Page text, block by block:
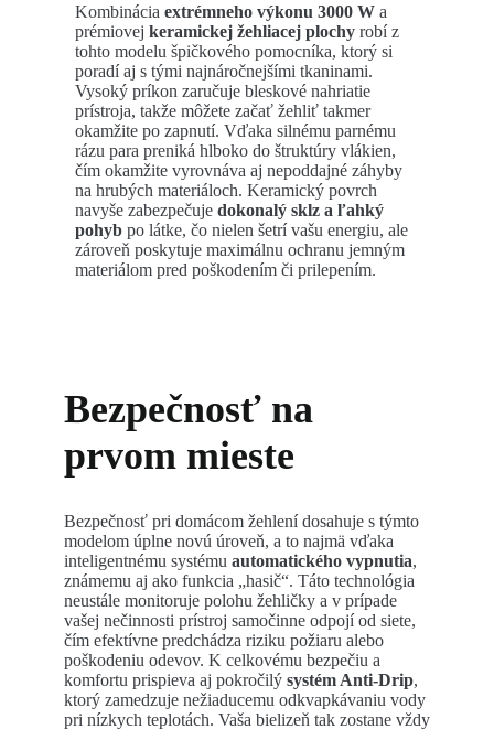
Kombinácia extrémneho výkonu 3000 W a
prémiovej keramickej žehliacej plochy robí z
tohto modelu špičkového pomocníka, ktorý si
poradí aj s tými najnáročnejšími tkaninami.
Vysoký príkon zaručuje bleskové nahriatie
prístroja, takže môžete začať žehliť takmer
okamžite po zapnutí. Vďaka silnému parnému
rázu para preniká hlboko do štruktúry vlákien,
čím okamžite vyrovnáva aj nepoddajné záhyby
na hrubých materiáloch. Keramický povrch
navyše zabezpečuje dokonalý sklz a ľahký
pohyb po látke, čo nielen šetrí vašu energiu, ale
zároveň poskytuje maximálnu ochranu jemným
materiálom pred poškodením či prilepením.
Bezpečnosť na
prvom mieste
Bezpečnosť pri domácom žehlení dosahuje s týmto
modelom úplne novú úroveň, a to najmä vďaka
inteligentnému systému automatického vypnutia,
známemu aj ako funkcia „hasič“. Táto technológia
neustále monitoruje polohu žehličky a v prípade
vašej nečinnosti prístroj samočinne odpojí od siete,
čím efektívne predchádza riziku požiaru alebo
poškodeniu odevov. K celkovému bezpečiu a
komfortu prispieva aj pokročilý systém Anti-Drip,
ktorý zamedzuje nežiaducemu odkvapkávaniu vody
pri nízkych teplotách. Vaša bielizeň tak zostane vždy